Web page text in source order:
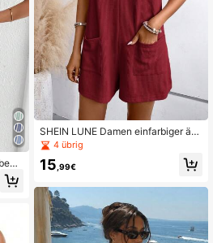
SHEIN LUNE Damen einfarbiger är
melloser Jumpsuit mit Doppeltasch
en
4 übrig
15 ,99€